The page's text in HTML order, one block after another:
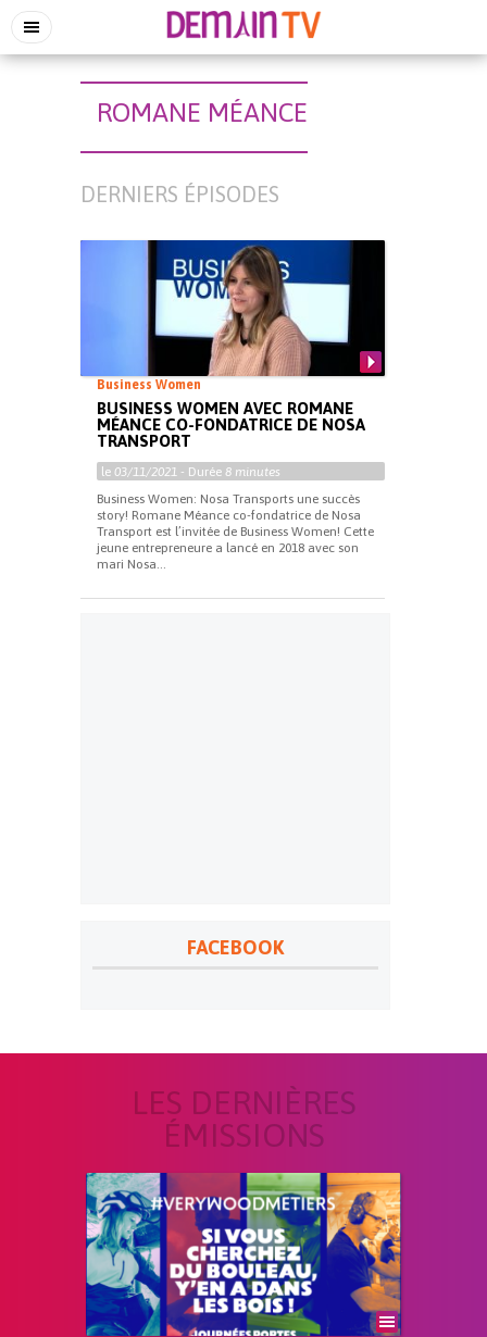
ROMANE MÉANCE
DERNIERS ÉPISODES
Business Women
BUSINESS WOMEN AVEC ROMANE
MÉANCE CO-FONDATRICE DE NOSA
TRANSPORT
le 03/11/2021 - Durée 8 minutes
Business Women: Nosa Transports une succès
story! Romane Méance co-fondatrice de Nosa
Transport est l’invitée de Business Women! Cette
jeune entrepreneure a lancé en 2018 avec son
mari Nosa...
FACEBOOK
LES DERNIÈRES
ÉMISSIONS